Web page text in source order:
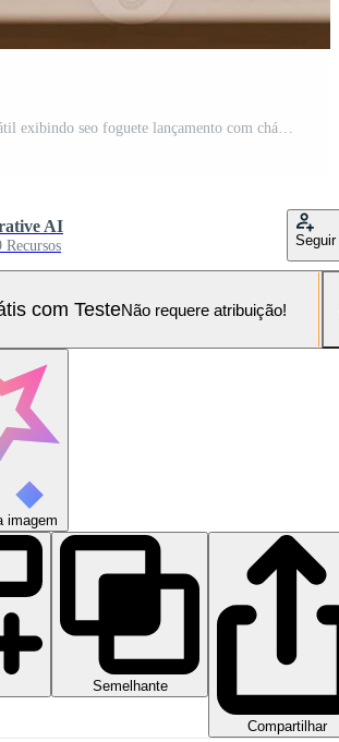
computador portátil exibindo seo foguete lançamento com chá copo e papelaria para marketing conceitos Foto Pro
AI
Recursos Seguir
com TesteNão requere atribuição!
imagem
Semelhante
Compartilhar